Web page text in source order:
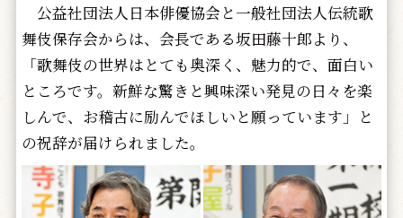
公益社団法人日本俳優協会と一般社団法人伝統歌
舞伎保存会からは、会長である坂田藤十郎より、
「歌舞伎の世界はとても奥深く、魅力的で、面白い
ところです。新鮮な驚きと興味深い発見の日々を楽
しんで、お稽古に励んでほしいと願っています」と
の祝辞が届けられました。